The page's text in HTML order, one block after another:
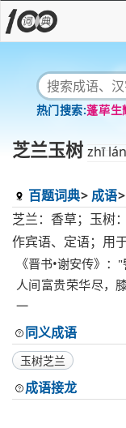
蓬荜生
芝兰玉树 zhī
百题词典 成语
芝兰：香草；玉树
作宾语、定语；用
《晋书•谢安传》
人间富贵荣华尽，
一
同义成语
玉树芝兰
成语接龙